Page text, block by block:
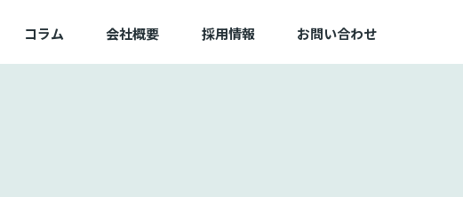
コラム 会社概要 採用情報 お問い合わせ